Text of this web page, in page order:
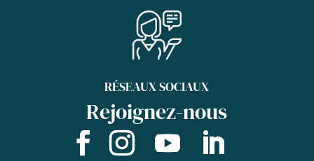
RÉSEAUX SOCIAUX
Rejoignez-nous